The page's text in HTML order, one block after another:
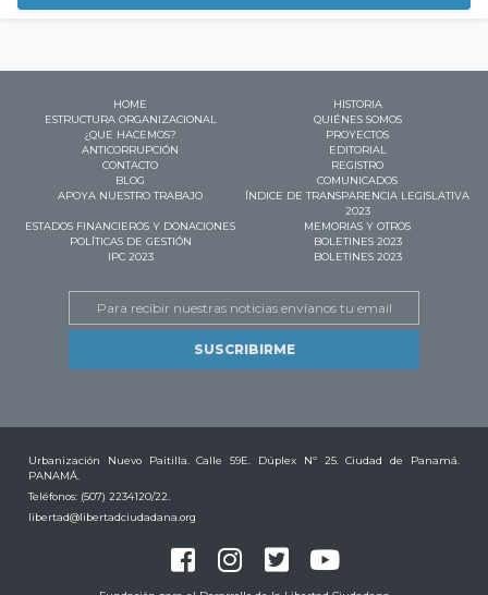
HOME
HISTORIA
ESTRUCTURA ORGANIZACIONAL
QUIÉNES SOMOS
¿QUE HACEMOS?
PROYECTOS
ANTICORRUPCIÓN
EDITORIAL
CONTACTO
REGISTRO
BLOG
COMUNICADOS
APOYA NUESTRO TRABAJO
ÍNDICE DE TRANSPARENCIA LEGISLATIVA
2023
ESTADOS FINANCIEROS Y DONACIONES
MEMORIAS Y OTROS
POLÍTICAS DE GESTIÓN
BOLETINES 2023
IPC 2023
BOLETINES 2023
Urbanización Nuevo Paitilla. Calle 59E. Dúplex Nº 25. Ciudad de Panamá.
PANAMÁ.
Teléfonos: (507) 2234120/22.
libertad@libertadciudadana.org